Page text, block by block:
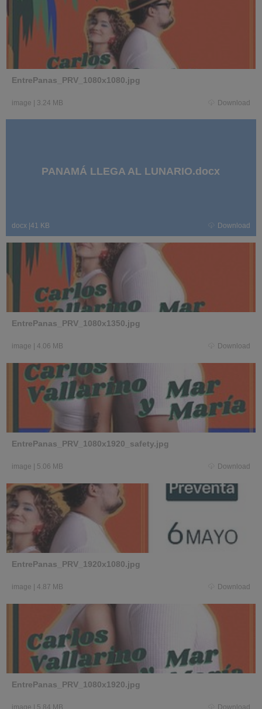
EntrePanas_PRV_1080x1080.jpg
image | 3.24 MB Download
PANAMÁ LLEGA AL LUNARIO.docx
docx |41 KB Download
EntrePanas_PRV_1080x1350.jpg
image | 4.06 MB Download
EntrePanas_PRV_1080x1920_safety.jpg
image | 5.06 MB Download
EntrePanas_PRV_1920x1080.jpg
image | 4.87 MB Download
EntrePanas_PRV_1080x1920.jpg
image | 5.84 MB Download